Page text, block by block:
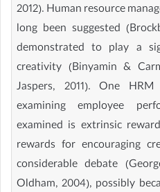
2012). Human resource
long been suggested
demonstrated to play a
creativity (Binyamin &
Jaspers, 2011). One
examining employee
examined is extrinsic
rewards for encouraging
considerable debate
Oldham, 2004), possibly